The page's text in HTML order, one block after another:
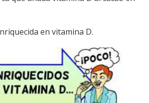
en vitamina D.